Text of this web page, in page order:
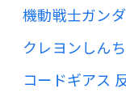
機動戦士ガン
クレヨンしん
コードギアス